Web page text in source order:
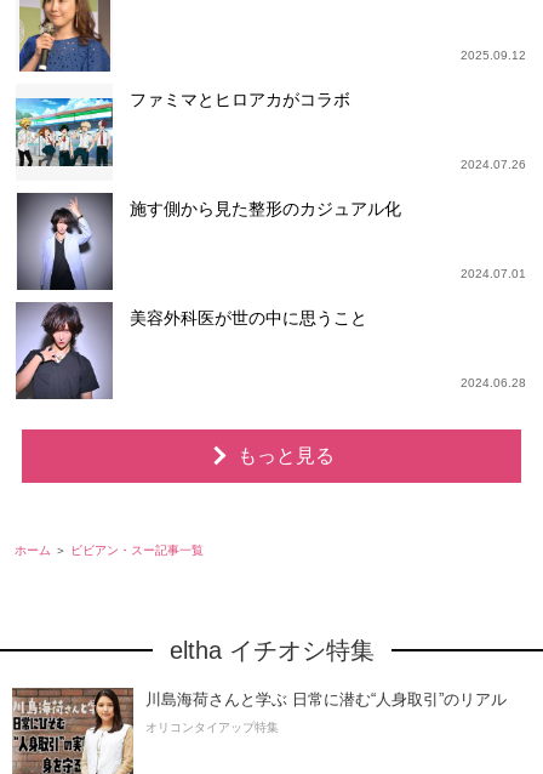
2025.09.12
ファミマとヒロアカがコラボ
2024.07.26
施す側から見た整形のカジュアル化
2024.07.01
美容外科医が世の中に思うこと
2024.06.28
もっと見る
ホーム ビビアン・スー記事一覧
eltha イチオシ特集
川島海荷さんと学ぶ 日常に潜む“人身取引”のリアル
オリコンタイアップ特集